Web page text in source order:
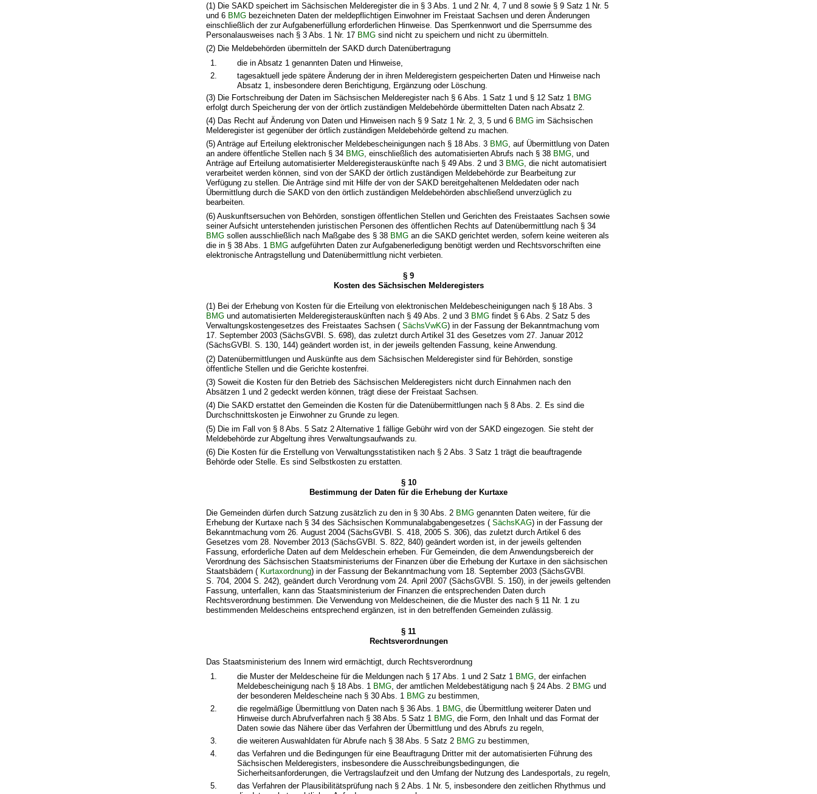
(1) Die SAKD speichert im Sächsischen Melderegister die in § 3 Abs. 1 und 2 Nr. 4, 7 und 8 sowie § 9 Satz 1 Nr. 5
und 6 BMG bezeichneten Daten der meldepflichtigen Einwohner im Freistaat Sachsen und deren Änderungen
einschließlich der zur Aufgabenerfüllung erforderlichen Hinweise. Das Sperrkennwort und die Sperrsumme des
Personalausweises nach § 3 Abs. 1 Nr. 17 BMG sind nicht zu speichern und nicht zu übermitteln.
(2) Die Meldebehörden übermitteln der SAKD durch Datenübertragung
1.
die in Absatz 1 genannten Daten und Hinweise,
2.
tagesaktuell jede spätere Änderung der in ihren Melderegistern gespeicherten Daten und Hinweise nach
Absatz 1, insbesondere deren Berichtigung, Ergänzung oder Löschung.
(3) Die Fortschreibung der Daten im Sächsischen Melderegister nach § 6 Abs. 1 Satz 1 und § 12 Satz 1 BMG
erfolgt durch Speicherung der von der örtlich zuständigen Meldebehörde übermittelten Daten nach Absatz 2.
(4) Das Recht auf Änderung von Daten und Hinweisen nach § 9 Satz 1 Nr. 2, 3, 5 und 6 BMG im Sächsischen
Melderegister ist gegenüber der örtlich zuständigen Meldebehörde geltend zu machen.
(5) Anträge auf Erteilung elektronischer Meldebescheinigungen nach § 18 Abs. 3 BMG, auf Übermittlung von Daten
an andere öffentliche Stellen nach § 34 BMG, einschließlich des automatisierten Abrufs nach § 38 BMG, und
Anträge auf Erteilung automatisierter Melderegisterauskünfte nach § 49 Abs. 2 und 3 BMG, die nicht automatisiert
verarbeitet werden können, sind von der SAKD der örtlich zuständigen Meldebehörde zur Bearbeitung zur
Verfügung zu stellen. Die Anträge sind mit Hilfe der von der SAKD bereitgehaltenen Meldedaten oder nach
Übermittlung durch die SAKD von den örtlich zuständigen Meldebehörden abschließend unverzüglich zu
bearbeiten.
(6) Auskunftsersuchen von Behörden, sonstigen öffentlichen Stellen und Gerichten des Freistaates Sachsen sowie
seiner Aufsicht unterstehenden juristischen Personen des öffentlichen Rechts auf Datenübermittlung nach § 34
BMG sollen ausschließlich nach Maßgabe des § 38 BMG an die SAKD gerichtet werden, sofern keine weiteren als
die in § 38 Abs. 1 BMG aufgeführten Daten zur Aufgabenerledigung benötigt werden und Rechtsvorschriften eine
elektronische Antragstellung und Datenübermittlung nicht verbieten.
§ 9
Kosten des Sächsischen Melderegisters
(1) Bei der Erhebung von Kosten für die Erteilung von elektronischen Meldebescheinigungen nach § 18 Abs. 3
BMG und automatisierten Melderegisterauskünften nach § 49 Abs. 2 und 3 BMG findet § 6 Abs. 2 Satz 5 des
Verwaltungskostengesetzes des Freistaates Sachsen (SächsVwKG) in der Fassung der Bekanntmachung vom
17. September 2003 (SächsGVBl. S. 698), das zuletzt durch Artikel 31 des Gesetzes vom 27. Januar 2012
(SächsGVBl. S. 130, 144) geändert worden ist, in der jeweils geltenden Fassung, keine Anwendung.
(2) Datenübermittlungen und Auskünfte aus dem Sächsischen Melderegister sind für Behörden, sonstige
öffentliche Stellen und die Gerichte kostenfrei.
(3) Soweit die Kosten für den Betrieb des Sächsischen Melderegisters nicht durch Einnahmen nach den
Absätzen 1 und 2 gedeckt werden können, trägt diese der Freistaat Sachsen.
(4) Die SAKD erstattet den Gemeinden die Kosten für die Datenübermittlungen nach § 8 Abs. 2. Es sind die
Durchschnittskosten je Einwohner zu Grunde zu legen.
(5) Die im Fall von § 8 Abs. 5 Satz 2 Alternative 1 fällige Gebühr wird von der SAKD eingezogen. Sie steht der
Meldebehörde zur Abgeltung ihres Verwaltungsaufwands zu.
(6) Die Kosten für die Erstellung von Verwaltungsstatistiken nach § 2 Abs. 3 Satz 1 trägt die beauftragende
Behörde oder Stelle. Es sind Selbstkosten zu erstatten.
§ 10
Bestimmung der Daten für die Erhebung der Kurtaxe
Die Gemeinden dürfen durch Satzung zusätzlich zu den in § 30 Abs. 2 BMG genannten Daten weitere, für die
Erhebung der Kurtaxe nach § 34 des Sächsischen Kommunalabgabengesetzes (SächsKAG) in der Fassung der
Bekanntmachung vom 26. August 2004 (SächsGVBl. S. 418, 2005 S. 306), das zuletzt durch Artikel 6 des
Gesetzes vom 28. November 2013 (SächsGVBl. S. 822, 840) geändert worden ist, in der jeweils geltenden
Fassung, erforderliche Daten auf dem Meldeschein erheben. Für Gemeinden, die dem Anwendungsbereich der
Verordnung des Sächsischen Staatsministeriums der Finanzen über die Erhebung der Kurtaxe in den sächsischen
Staatsbädern ( Kurtaxordnung) in der Fassung der Bekanntmachung vom 18. September 2003 (SächsGVBl.
S. 704, 2004 S. 242), geändert durch Verordnung vom 24. April 2007 (SächsGVBl. S. 150), in der jeweils geltenden
Fassung, unterfallen, kann das Staatsministerium der Finanzen die entsprechenden Daten durch
Rechtsverordnung bestimmen. Die Verwendung von Meldescheinen, die die Muster des nach § 11 Nr. 1 zu
bestimmenden Meldescheins entsprechend ergänzen, ist in den betreffenden Gemeinden zulässig.
§ 11
Rechtsverordnungen
Das Staatsministerium des Innern wird ermächtigt, durch Rechtsverordnung
1.
die Muster der Meldescheine für die Meldungen nach § 17 Abs. 1 und 2 Satz 1 BMG , der einfachen
Meldebescheinigung nach § 18 Abs. 1 BMG , der amtlichen Meldebestätigung nach § 24 Abs. 2 BMG und
der besonderen Meldescheine nach § 30 Abs. 1 BMG zu bestimmen,
2.
die regelmäßige Übermittlung von Daten nach § 36 Abs. 1 BMG , die Übermittlung weiterer Daten und
Hinweise durch Abrufverfahren nach § 38 Abs. 5 Satz 1 BMG , die Form, den Inhalt und das Format der
Daten sowie das Nähere über das Verfahren der Übermittlung und des Abrufs zu regeln,
3.
die weiteren Auswahldaten für Abrufe nach § 38 Abs. 5 Satz 2 BMG zu bestimmen,
4.
das Verfahren und die Bedingungen für eine Beauftragung Dritter mit der automatisierten Führung des
Sächsischen Melderegisters, insbesondere die Ausschreibungsbedingungen, die
Sicherheitsanforderungen, die Vertragslaufzeit und den Umfang der Nutzung des Landesportals, zu regeln,
5.
das Verfahren der Plausibilitätsprüfung nach § 2 Abs. 1 Nr. 5, insbesondere den zeitlichen Rhythmus und